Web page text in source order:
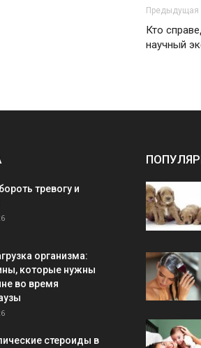
Предыдущая
Кто
научный
тревогу и
организма:
которые нужны
во время
стероиды в